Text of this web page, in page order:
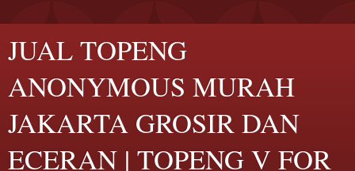
JUAL TOPENG
ANONYMOUS MURAH
JAKARTA GROSIR DAN
ECERAN | TOPENG V FOR